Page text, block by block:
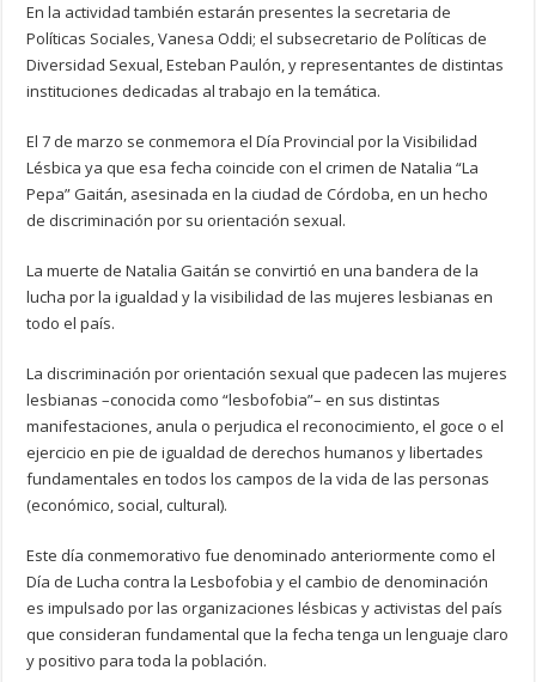
En la actividad también estarán presentes la secretaria de
Políticas Sociales, Vanesa Oddi; el subsecretario de Políticas de
Diversidad Sexual, Esteban Paulón, y representantes de distintas
instituciones dedicadas al trabajo en la temática.
El 7 de marzo se conmemora el Día Provincial por la Visibilidad
Lésbica ya que esa fecha coincide con el crimen de Natalia “La
Pepa” Gaitán, asesinada en la ciudad de Córdoba, en un hecho
de discriminación por su orientación sexual.
La muerte de Natalia Gaitán se convirtió en una bandera de la
lucha por la igualdad y la visibilidad de las mujeres lesbianas en
todo el país.
La discriminación por orientación sexual que padecen las mujeres
lesbianas –conocida como “lesbofobia”– en sus distintas
manifestaciones, anula o perjudica el reconocimiento, el goce o el
ejercicio en pie de igualdad de derechos humanos y libertades
fundamentales en todos los campos de la vida de las personas
(económico, social, cultural).
Este día conmemorativo fue denominado anteriormente como el
Día de Lucha contra la Lesbofobia y el cambio de denominación
es impulsado por las organizaciones lésbicas y activistas del país
que consideran fundamental que la fecha tenga un lenguaje claro
y positivo para toda la población.